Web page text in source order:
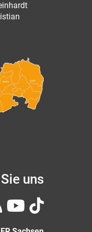
Bautzen Görlitz
uns